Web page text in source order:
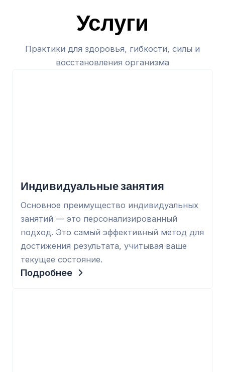
Услуги
Практики для здоровья, гибкости, силы и
восстановления организма
Индивидуальные занятия
Основное преимущество индивидуальных
занятий — это персонализированный
подход. Это самый эффективный метод для
достижения результата, учитывая ваше
текущее состояние.
Подробнее